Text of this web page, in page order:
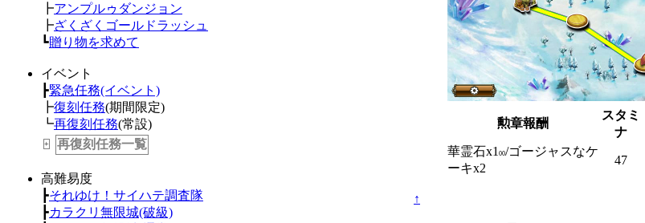
┣アンプルゥダンジョン
┣ざくざくゴールドラッシュ
┗贈り物を求めて
イベント
┣緊急任務(イベント)
┣復刻任務(期間限定)
┗再復刻任務(常設)
+ 再復刻任務一覧
高難易度
┣それゆけ！サイハテ調査隊
┣カラクリ無限城(破級)
勲章報酬
スタミ
ナ
華霊石x1 00/ゴージャスなケ
ーキx2
47
↑